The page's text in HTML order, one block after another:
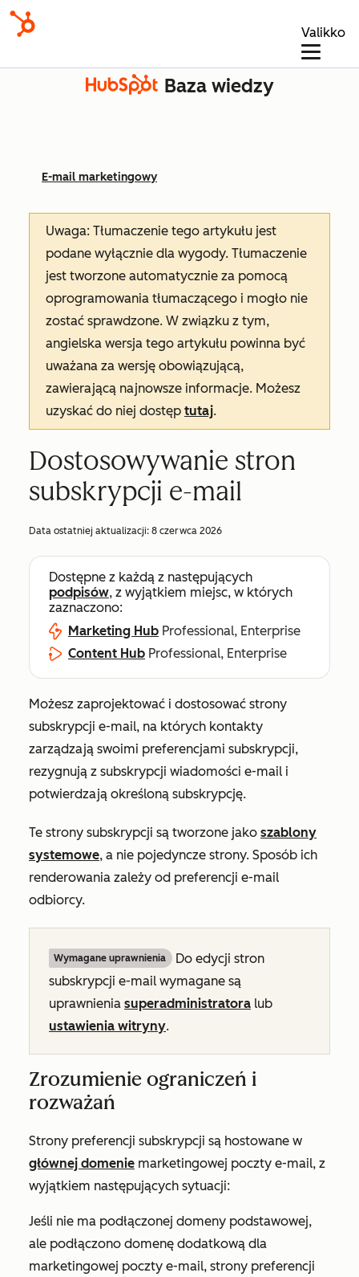
Valikko
Baza wiedzy
E-mail marketingowy
Uwaga: Tłumaczenie tego artykułu jest
podane wyłącznie dla wygody. Tłumaczenie
jest tworzone automatycznie za pomocą
oprogramowania tłumaczącego i mogło nie
zostać sprawdzone. W związku z tym,
angielska wersja tego artykułu powinna być
uważana za wersję obowiązującą,
zawierającą najnowsze informacje. Możesz
uzyskać do niej dostęp tutaj.
Dostosowywanie stron
subskrypcji e-mail
Data ostatniej aktualizacji: 8 czerwca 2026
Dostępne z każdą z następujących
podpisów, z wyjątkiem miejsc, w których
zaznaczono:
Marketing Hub Professional, Enterprise
Content Hub Professional, Enterprise
Możesz zaprojektować i dostosować strony
subskrypcji e-mail, na których kontakty
zarządzają swoimi preferencjami subskrypcji,
rezygnują z subskrypcji wiadomości e-mail i
potwierdzają określoną subskrypcję.
Te strony subskrypcji są tworzone jako szablony
systemowe, a nie pojedyncze strony. Sposób ich
renderowania zależy od preferencji e-mail
odbiorcy.
Wymagane uprawnienia
Do edycji stron
subskrypcji e-mail wymagane są
uprawnienia superadministratora lub
ustawienia witryny.
Zrozumienie ograniczeń i
rozważań
Strony preferencji subskrypcji są hostowane w
głównej domenie marketingowej poczty e-mail, z
wyjątkiem następujących sytuacji:
Jeśli nie ma podłączonej domeny podstawowej,
ale podłączono domenę dodatkową dla
marketingowej poczty e-mail, strony preferencji